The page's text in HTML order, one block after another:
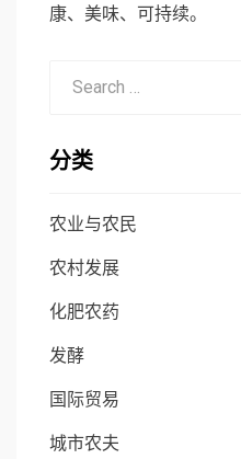
康、美味、可持续。
分类
农业与农民
农村发展
化肥农药
发酵
国际贸易
城市农夫